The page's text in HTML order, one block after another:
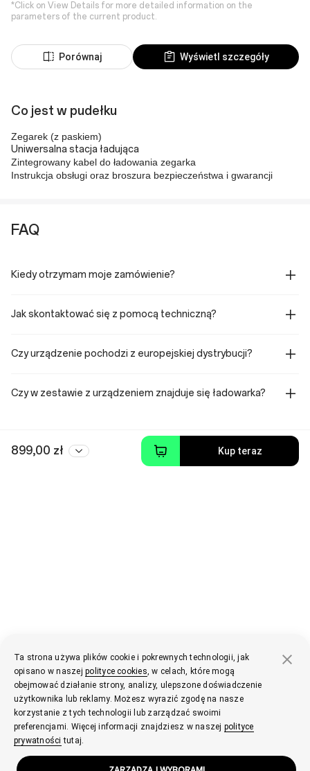
*Click on View Details for more detailed information on the
parameters of the current product.
Porównaj Wyświetl szczegóły
Co jest w pudełku
Zegarek (z paskiem)
Uniwersalna stacja ładująca
Zintegrowany kabel do ładowania zegarka
Instrukcja obsługi oraz broszura bezpieczeństwa i gwarancji
FAQ
Kiedy otrzymam moje zamówienie?
Jak skontaktować się z pomocą techniczną?
Czy urządzenie pochodzi z europejskiej dystrybucji?
Czy w zestawie z urządzeniem znajduje się ładowarka?
899,00 zł Kup teraz
Ta strona używa plików cookie i pokrewnych technologii, jak
opisano w naszejpolityce cookies, w celach, które mogą
obejmować działanie strony, analizy, ulepszone doświadczenie
użytkownika lub reklamy. Możesz wyrazić zgodę na nasze
korzystanie z tych technologii lub zarządzać swoimi
preferencjami. Więcej informacji znajdziesz w naszej polityce
prywatności tutaj.